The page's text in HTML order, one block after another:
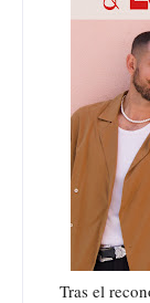
Tras el